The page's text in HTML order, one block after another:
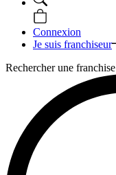
Connexion
Je suis franchiseur
Rechercher une franchise